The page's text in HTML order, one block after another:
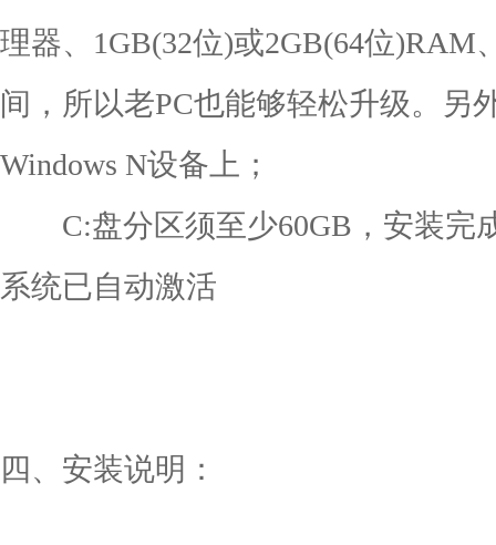
理器、1GB(32位)或2GB(64位)RAM
间，所以老PC也能够轻松升级。另
Windows N设备上；
C:盘分区须至少60GB，安装完
系统已自动激活
四、安装说明：